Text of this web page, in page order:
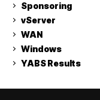
Sponsoring
vServer
WAN
Windows
YABS Results